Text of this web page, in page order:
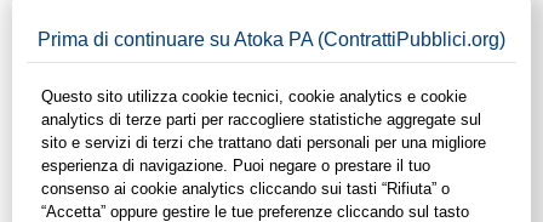
Cultura e turismo
In questa sezione del sito di ContrattiPubblici.org potrai avere
ad alcuni dei contratti presenti nella piattaforma stipulati
all'interno del Comune di Verretto in ambito Cultura e turismo.
Grazie alle funzionalità di ContrattiPubblici.org potrai
monitorare la scadenza dei contratti pubblici di tuo interesse e
programmare la tua attività commerciale con le Pubbliche